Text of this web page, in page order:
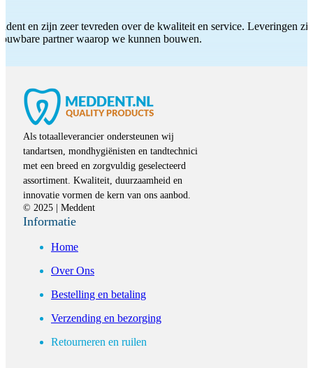
en zijn zeer tevreden over de kwaliteit en service. Leveringen
partner waarop we kunnen bouwen.
Als totaalleverancier ondersteunen wij
tandartsen, mondhygiënisten en tandtechnici
met een breed en zorgvuldig geselecteerd
assortiment. Kwaliteit, duurzaamheid en
innovatie vormen de kern van ons aanbod.
© 2025 | Meddent
Informatie
Home
Over Ons
Bestelling en betaling
Verzending en bezorging
Retourneren en ruilen